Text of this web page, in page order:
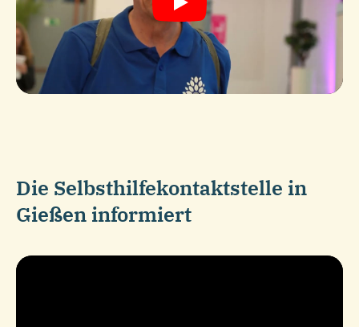
Play
Die Selbsthilfekontaktstelle in
Gießen informiert